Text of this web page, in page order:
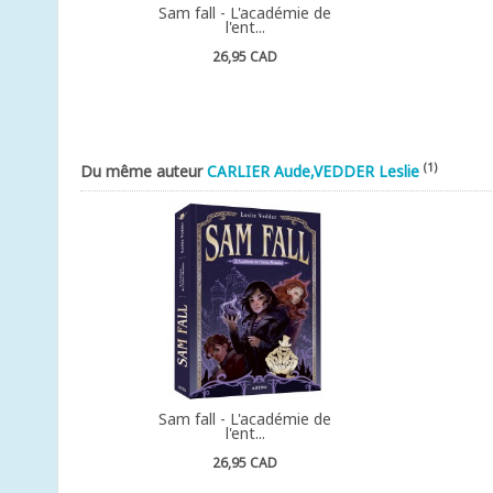
Sam fall - L'académie de
l'ent...
26,95 CAD
Du même auteurCARLIER Aude,VEDDER Leslie (1)
Sam fall - L'académie de
l'ent...
26,95 CAD